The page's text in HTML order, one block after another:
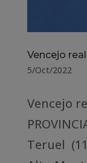
Vencejo real
5/Oct/2022
Vencejo
Teruel